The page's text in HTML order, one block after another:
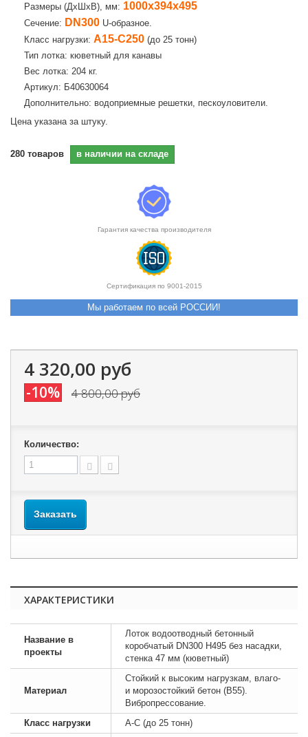
Размеры (ДхШхВ), мм: 1000х394х495
Сечение: DN300 U-образное.
Класс нагрузки: А15-С250 (до 25 тонн)
Тип лотка: кюветный для канавы
Вес лотка: 204 кг.
Артикул: Б40630064
Дополнительно: водоприемные решетки, пескоуловители.
Цена указана за штуку.
280 товаров в наличии на складе
Гарантия качества производителя
Сертификация по 9001-2015
Мы работаем по всей РОССИИ!
4 320,00 руб
-10% 4 800,00 руб
Количество:
Заказать
ХАРАКТЕРИСТИКИ
Название в
проекты
Лоток водоотводный бетонный
коробчатый DN300 H495 без насадки,
стенка 47 мм (кюветный)
Материал
Стойкий к высоким нагрузкам, влаго-
и морозостойкий бетон (B55).
Вибропрессование.
Класс нагрузки
А-С (до 25 тонн)